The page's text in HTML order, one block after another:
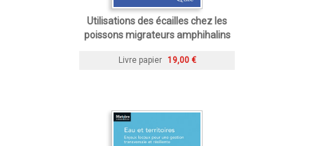
Utilisations des écailles chez les
poissons migrateurs amphihalins
Livre papier 19,00 €